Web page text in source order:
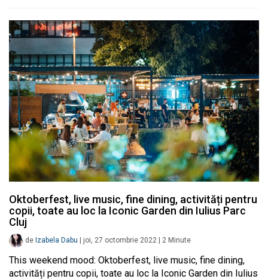
Oktoberfest, live music, fine dining, activități pentru
copii, toate au loc la Iconic Garden din Iulius Parc
Cluj
de Izabela Dabu joi, 27 octombrie 2022 2 Minute
This weekend mood: Oktoberfest, live music, fine dining,
activități pentru copii, toate au loc la Iconic Garden din Iulius